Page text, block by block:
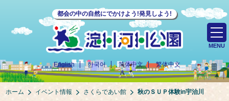
都会の中の自然にでかけよう!発見しよう!
English 한국어 简体中文 繁体中文
MENU
ホーム イベント情報 さくらであい館 秋のＳＵＰ体験in宇治川